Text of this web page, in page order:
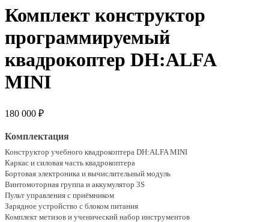
Комплект конструктор
программируемый
квадрокоптер DH:ALFA
MINI
180 000 ₽
Комплектация
Конструктор учебного квадрокоптера DH:ALFA MINI
Каркас и силовая часть квадрокоптера
Бортовая электроника и вычислительный модуль
Винтомоторная группа и аккумулятор 3S
Пульт управления с приёмником
Зарядное устройство с блоком питания
Комплект метизов и ученический набор инструментов